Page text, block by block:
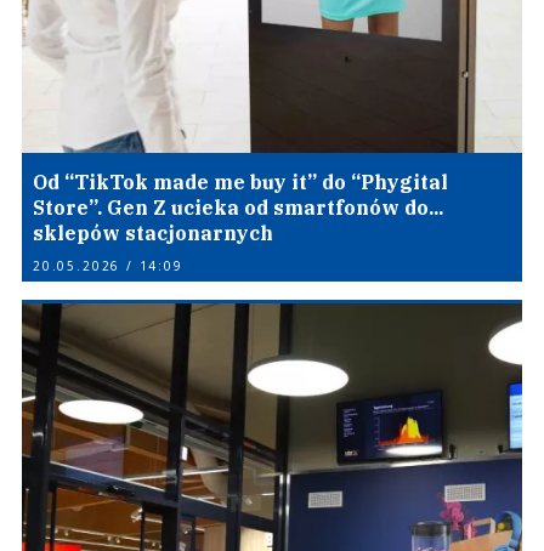
Od “TikTok made me buy it” do “Phygital
Store”. Gen Z ucieka od smartfonów do...
sklepów stacjonarnych
20.05.2026 / 14:09